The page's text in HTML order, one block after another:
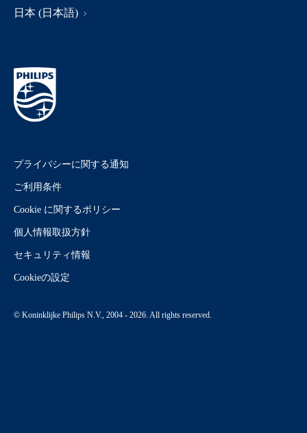
日本 (日本語)
プライバシーに関する通知
ご利用条件
Cookie に関するポリシー
個人情報取扱方針
セキュリティ情報
Cookieの設定
© Koninklijke Philips N.V., 2004 - 2026. All rights reserved.